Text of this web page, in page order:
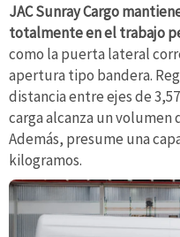
JAC Sunray Cargo
totalmente en el trabajo
como la puerta lateral
apertura tipo bandera.
distancia entre ejes de
carga alcanza un volumen
Además, presume una
kilogramos.